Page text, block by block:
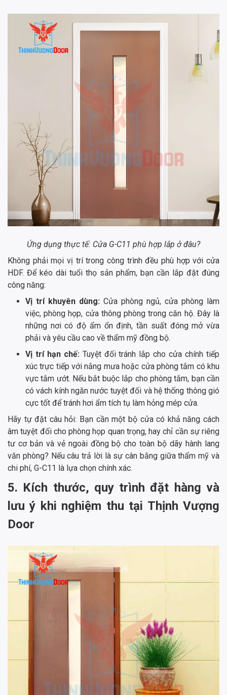
Ứng dụng thực tế: Cửa G-C11 phù hợp lắp ở đâu?
Không phải mọi vị trí trong công trình đều phù hợp với cửa
HDF. Để kéo dài tuổi thọ sản phẩm, bạn cần lắp đặt đúng
công năng:
Vị trí khuyên dùng: Cửa phòng ngủ, cửa phòng làm
việc, phòng họp, cửa thông phòng trong căn hộ. Đây là
những nơi có độ ẩm ổn định, tần suất đóng mở vừa
phải và yêu cầu cao về thẩm mỹ đồng bộ.
Vị trí hạn chế: Tuyệt đối tránh lắp cho cửa chính tiếp
xúc trực tiếp với nắng mưa hoặc cửa phòng tắm có khu
vực tắm ướt. Nếu bắt buộc lắp cho phòng tắm, bạn cần
có vách kính ngăn nước tuyệt đối và hệ thống thông gió
cực tốt để tránh hơi ẩm tích tụ làm hỏng mép cửa.
Hãy tự đặt câu hỏi: Bạn cần một bộ cửa có khả năng cách
âm tuyệt đối cho phòng họp quan trọng, hay chỉ cần sự riêng
tư cơ bản và vẻ ngoài đồng bộ cho toàn bộ dãy hành lang
văn phòng? Nếu câu trả lời là sự cân bằng giữa thẩm mỹ và
chi phí, G-C11 là lựa chọn chính xác.
5. Kích thước, quy trình đặt hàng và
lưu ý khi nghiệm thu tại Thịnh Vượng
Door